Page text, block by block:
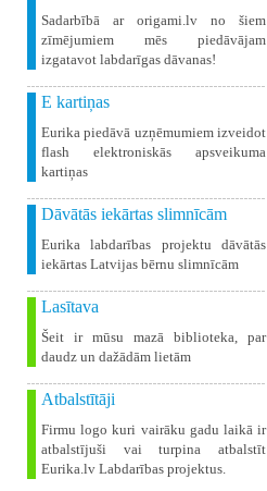
Sadarbībā ar origami.lv no šiem
zīmējumiem mēs piedāvājam
izgatavot labdarīgas dāvanas!
E kartiņas
Eurika piedāvā uzņēmumiem izveidot
flash elektroniskās apsveikuma
kartiņas
Dāvātās iekārtas slimnīcām
Eurika labdarības projektu dāvātās
iekārtas Latvijas bērnu slimnīcām
Lasītava
Šeit ir mūsu mazā biblioteka, par
daudz un dažādām lietām
Atbalstītāji
Firmu logo kuri vairāku gadu laikā ir
atbalstījuši vai turpina atbalstīt
Eurika.lv Labdarības projektus.